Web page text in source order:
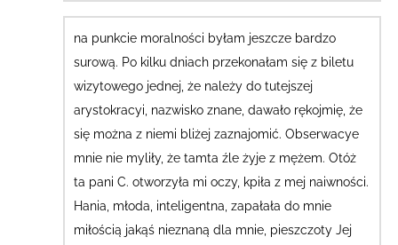
na punkcie moralności byłam jeszcze bardzo
surową. Po kilku dniach przekonałam się z biletu
wizytowego jednej, że należy do tutejszej
arystokracyi, nazwisko znane, dawało rękojmię, że
się można z niemi bliżej zaznajomić. Obserwacye
mnie nie myliły, że tamta źle żyje z mężem. Otóż
ta pani C. otworzyła mi oczy, kpiła z mej naiwności.
Hania, młoda, inteligentna, zapałała do mnie
miłością jakąś nieznaną dla mnie, pieszczoty Jej